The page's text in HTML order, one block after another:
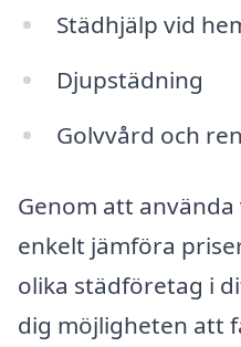
Städhjälp vid
Djupstädning
Golvvård och
Genom att
enkelt jämföra
olika städföretag i
dig möjligheten att